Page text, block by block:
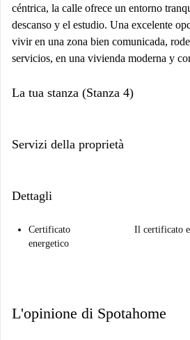
céntrica, la calle ofrece un entorno
descanso y el estudio. Una excelente
vivir en una zona bien comunicada,
servicios, en una vivienda moderna y
La tua stanza (Stanza 4)
Servizi della proprietà
Dettagli
Certificato
energetico
Il certificato
L'opinione di Spotahome